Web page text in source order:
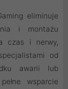
eliminuje
i montażu
czas i nerwy,
od
awarii lub
wsparcie